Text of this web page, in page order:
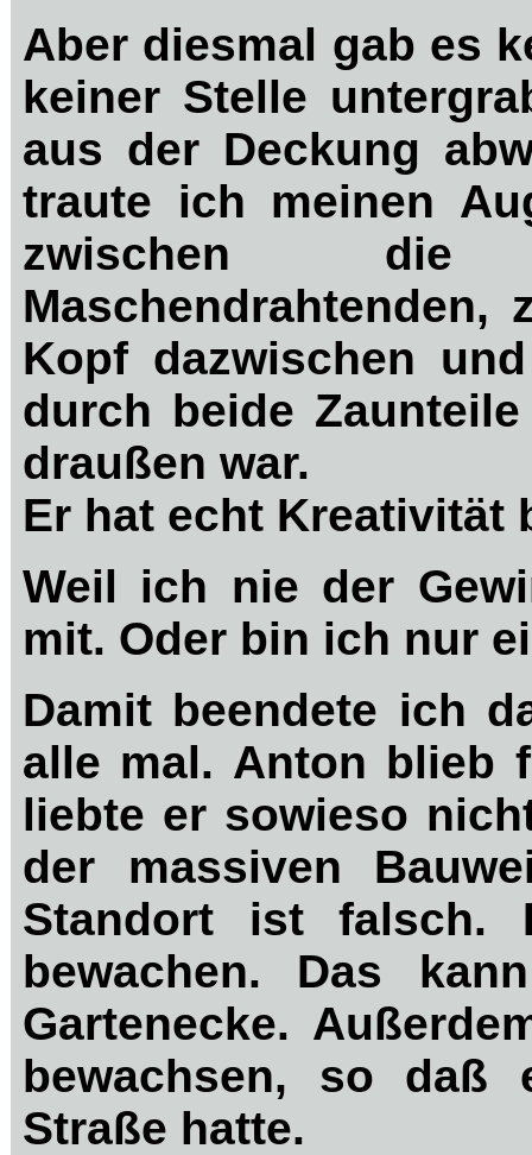
Aber diesmal gab es
keiner Stelle
aus der Deckung
traute ich meinen
zwischen die
Maschendrahtenden,
Kopf dazwischen
durch beide
draußen war.
Er hat echt Kreativität
Weil ich nie der
mit. Oder bin ich nur
Damit beendete ich
alle mal. Anton blieb
liebte er sowieso
der massiven
Standort ist falsch.
bewachen. Das
Gartenecke.
bewachsen, so
Straße hatte.